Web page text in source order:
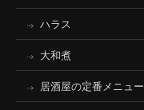
ハラス
大和煮
居酒屋の定番メニュー